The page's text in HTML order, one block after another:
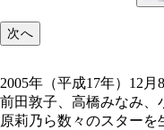
次へ
2005年（平成17年）12
前田敦子、高橋みなみ、
原莉乃ら数々のスター